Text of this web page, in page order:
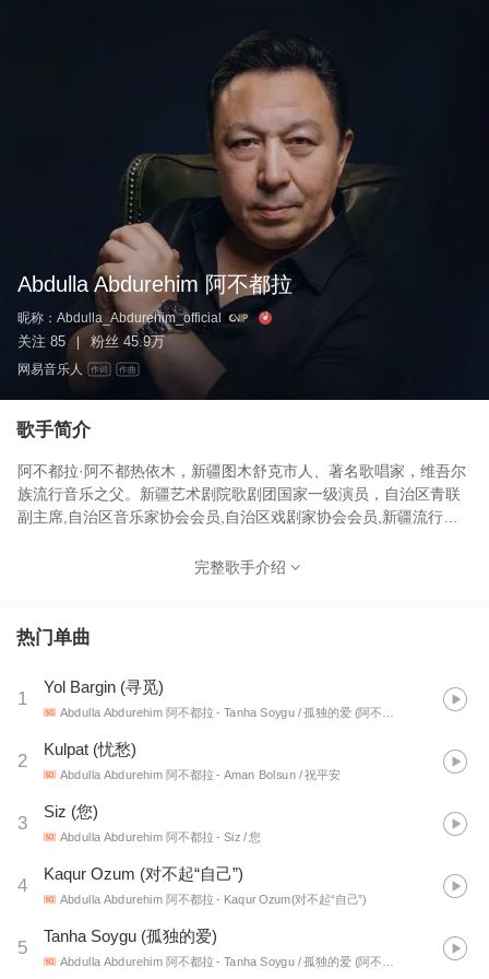
Abdulla Abdurehim 阿不都拉
昵称： Abdulla_Abdurehim_official
关注 85 粉丝 45.9万
网易音乐人 作词 作曲
歌手简介
阿不都拉·阿不都热依木，新疆图木舒克市人、著名歌唱家，维吾尔
族流行音乐之父。新疆艺术剧院歌剧团国家一级演员，自治区青联
副主席,自治区音乐家协会会员,自治区戏剧家协会会员,新疆流行音
戏剧概论教授,新疆艾滋病协会代言人,新疆戒毒形象大使。以他深入
客》，他扮演主角"阿米尔”。该剧从2004年至2009年在全国范围内
奖、文艺奖、作品奖、文化和谐奖、艺术贡献奖等多项奖项。 出道
三十年来阿不都拉发行过近三十张专辑。2009年签约海蝶音乐并发
行了其第二张国语专辑"西部歌王阿不都拉"。 2013年他在全国发行
了第三张国语专辑"没有都市的天空”并荣获"华语金曲奖”。 2015年
荣获中国广播电视协会颁发的“十大金牌歌手"奖。他的声音能在维语
曲的演绎上,可谓国语歌坛的“新声音”。因此他的音域的表现是每张
专辑悦耳的最基础构成部分。他还是一位充满大爱、淳朴善良的
人。1995年、1999年、2005年、2009年和2013年与2014年,他举
办了6次个人演唱会。1995年在他的第一次演唱会将收入全部捐给
受地震灾害破坏的伽师县。 他用自己滚烫的心,温暖了灾区的群众。
北京奥运会开幕式前文艺演出，阿不都拉以一曲《刀郎买西来甫》
引来全世界关注的目光，当日网络词条搜索达千万余条。“最佳单曲”
完整歌手介绍
热门单曲
1
Yol Bargin (寻觅)
Abdulla Abdurehim 阿不都拉 - Tanha Soygu / 孤独的爱 (阿不都拉2005年个人演唱会)
2
Kulpat (忧愁)
Abdulla Abdurehim 阿不都拉 - Aman Bolsun / 祝平安
3
Siz (您)
Abdulla Abdurehim 阿不都拉 - Siz / 您
4
Kaqur Ozum (对不起“自己”)
Abdulla Abdurehim 阿不都拉 - Kaqur Ozum(对不起“自己”)
5
Tanha Soygu (孤独的爱)
Abdulla Abdurehim 阿不都拉 - Tanha Soygu / 孤独的爱 (阿不都拉2005年个人演唱会)